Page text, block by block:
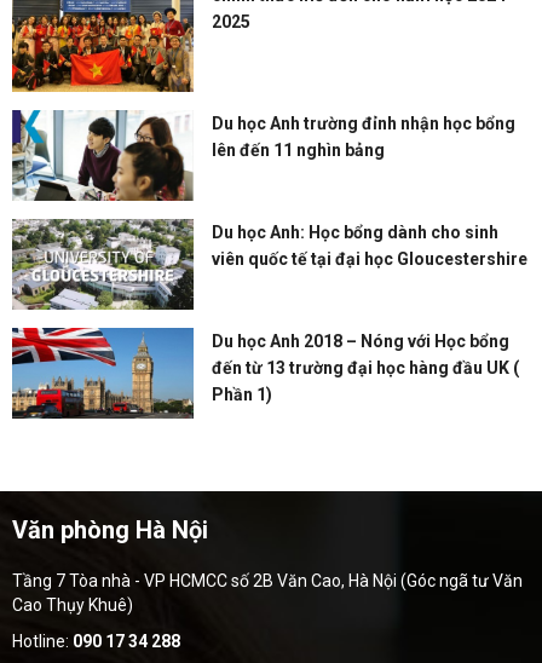
2025
Du học Anh trường đỉnh nhận học bổng
lên đến 11 nghìn bảng
Du học Anh: Học bổng dành cho sinh
viên quốc tế tại đại học Gloucestershire
Du học Anh 2018 – Nóng với Học bổng
đến từ 13 trường đại học hàng đầu UK (
Phần 1)
Văn phòng Hà Nội
Tầng 7 Tòa nhà - VP HCMCC số 2B Văn Cao, Hà Nội (Góc ngã tư Văn
Cao Thụy Khuê)
Hotline: 090 17 34 288